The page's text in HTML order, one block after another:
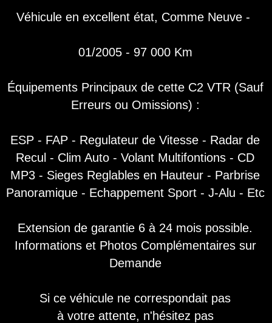
Véhicule en excellent état, Comme Neuve -
01/2005 - 97 000 Km
Équipements Principaux de cette C2 VTR (Sauf
Erreurs ou Omissions) :
ESP - FAP - Regulateur de Vitesse - Radar de
Recul - Clim Auto - Volant Multifontions - CD
MP3 - Sieges Reglables en Hauteur - Parbrise
Panoramique - Echappement Sport - J-Alu - Etc
Extension de garantie 6 à 24 mois possible.
Informations et Photos Complémentaires sur
Demande
Si ce véhicule ne correspondait pas
à votre attente, n'hésitez pas